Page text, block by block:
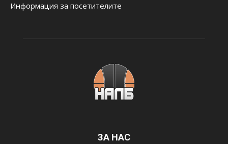
Информация за посетителите
ЗА НАС